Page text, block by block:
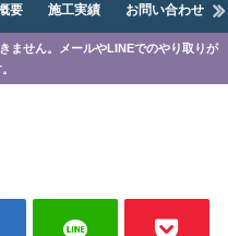
要 施工実績 お問い合わせ
ません。メールやLINEでのやり取りが